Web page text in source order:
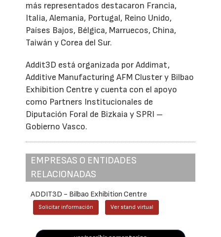
más representados destacaron Francia,
Italia, Alemania, Portugal, Reino Unido,
Países Bajos, Bélgica, Marruecos, China,
Taiwán y Corea del Sur.
Addit3D está organizada por Addimat,
Additive Manufacturing AFM Cluster y Bilbao
Exhibition Centre y cuenta con el apoyo
como Partners Institucionales de
Diputación Foral de Bizkaia y SPRI –
Gobierno Vasco.
EMPRESAS O ENTIDADES
RELACIONADAS
ADDIT3D - Bilbao Exhibition Centre
Solicitar información Ver stand virtual